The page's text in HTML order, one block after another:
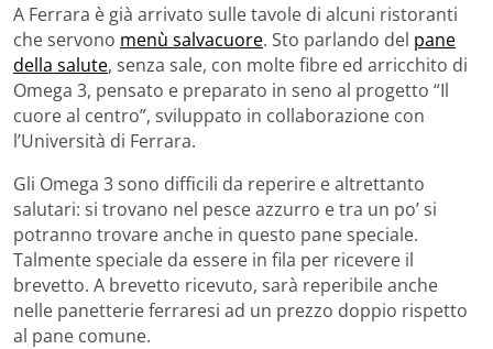
A Ferrara è già arrivato sulle tavole di alcuni ristoranti
che servono menù salvacuore. Sto parlando del pane
della salute, senza sale, con molte fibre ed arricchito di
Omega 3, pensato e preparato in seno al progetto “Il
cuore al centro”, sviluppato in collaborazione con
l’Università di Ferrara.
Gli Omega 3 sono difficili da reperire e altrettanto
salutari: si trovano nel pesce azzurro e tra un po’ si
potranno trovare anche in questo pane speciale.
Talmente speciale da essere in fila per ricevere il
brevetto. A brevetto ricevuto, sarà reperibile anche
nelle panetterie ferraresi ad un prezzo doppio rispetto
al pane comune.